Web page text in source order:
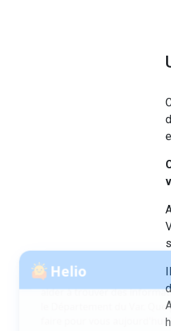
fenêtre
Bonjour, je suis Helio. Je
aider à trouver des
le Département du Var.
faire pour vous
: L'utilisation du
implique votre